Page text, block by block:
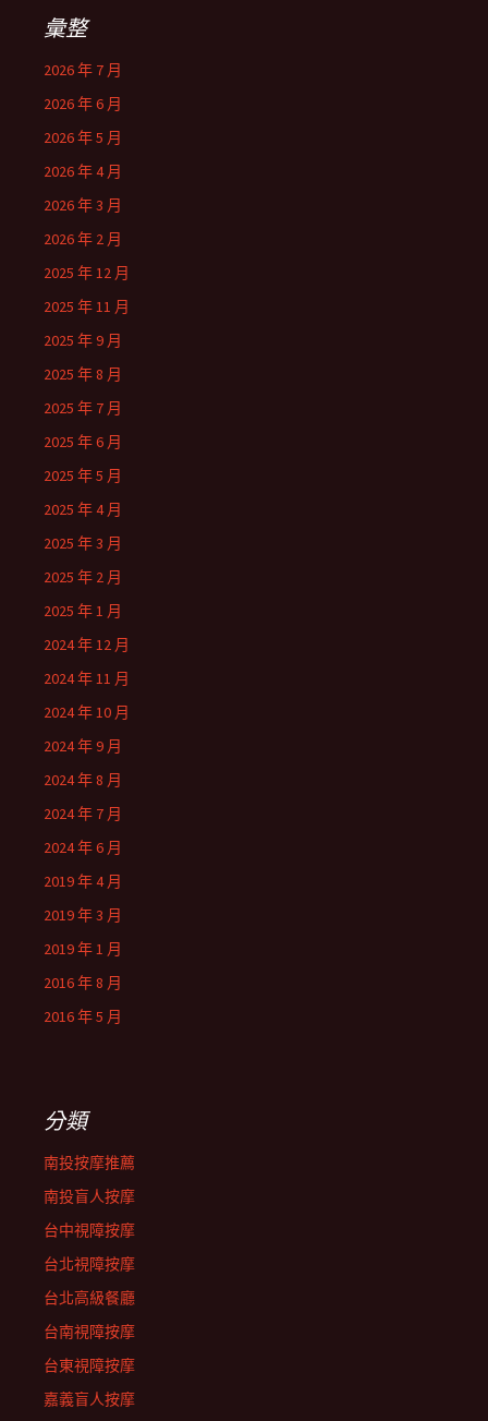
彙整
2026 年 7 月
2026 年 6 月
2026 年 5 月
2026 年 4 月
2026 年 3 月
2026 年 2 月
2025 年 12 月
2025 年 11 月
2025 年 9 月
2025 年 8 月
2025 年 7 月
2025 年 6 月
2025 年 5 月
2025 年 4 月
2025 年 3 月
2025 年 2 月
2025 年 1 月
2024 年 12 月
2024 年 11 月
2024 年 10 月
2024 年 9 月
2024 年 8 月
2024 年 7 月
2024 年 6 月
2019 年 4 月
2019 年 3 月
2019 年 1 月
2016 年 8 月
2016 年 5 月
分類
南投按摩推薦
南投盲人按摩
台中視障按摩
台北視障按摩
台北高級餐廳
台南視障按摩
台東視障按摩
嘉義盲人按摩